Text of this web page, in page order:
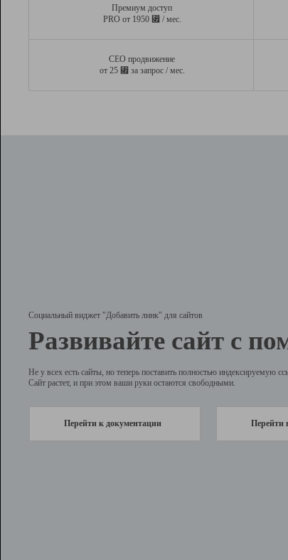
Премиум доступ
PRO от 1950 ⃏ / мес.
СЕО продвижение
от 25 ⃏ за запрос / мес.
Социальный виджет "Добавить линк" для сайтов
Развивайте сайт с
Не у всех есть сайты, но теперь поставить полностью индексируемую
Сайт растет, и при этом ваши руки остаются свободными.
Перейти к документации Перейти